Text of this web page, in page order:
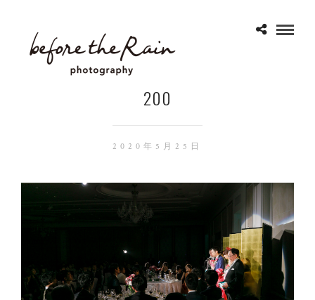
200
2020年5月25日